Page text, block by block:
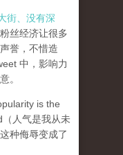
街、没有深
丝经济让很多
誉，不惜造
中，影响力
。
is the
人气是我从未
种侮辱变成了